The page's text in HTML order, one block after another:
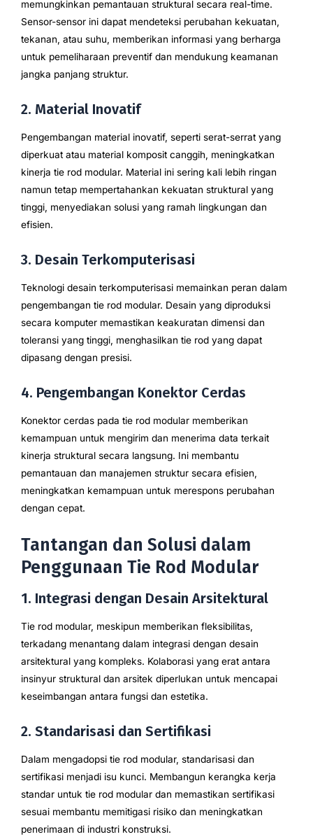
memungkinkan pemantauan struktural secara real-time.
Sensor-sensor ini dapat mendeteksi perubahan kekuatan,
tekanan, atau suhu, memberikan informasi yang berharga
untuk pemeliharaan preventif dan mendukung keamanan
jangka panjang struktur.
2. Material Inovatif
Pengembangan material inovatif, seperti serat-serrat yang
diperkuat atau material komposit canggih, meningkatkan
kinerja tie rod modular. Material ini sering kali lebih ringan
namun tetap mempertahankan kekuatan struktural yang
tinggi, menyediakan solusi yang ramah lingkungan dan
efisien.
3. Desain Terkomputerisasi
Teknologi desain terkomputerisasi memainkan peran dalam
pengembangan tie rod modular. Desain yang diproduksi
secara komputer memastikan keakuratan dimensi dan
toleransi yang tinggi, menghasilkan tie rod yang dapat
dipasang dengan presisi.
4. Pengembangan Konektor Cerdas
Konektor cerdas pada tie rod modular memberikan
kemampuan untuk mengirim dan menerima data terkait
kinerja struktural secara langsung. Ini membantu
pemantauan dan manajemen struktur secara efisien,
meningkatkan kemampuan untuk merespons perubahan
dengan cepat.
Tantangan dan Solusi dalam
Penggunaan Tie Rod Modular
1. Integrasi dengan Desain Arsitektural
Tie rod modular, meskipun memberikan fleksibilitas,
terkadang menantang dalam integrasi dengan desain
arsitektural yang kompleks. Kolaborasi yang erat antara
insinyur struktural dan arsitek diperlukan untuk mencapai
keseimbangan antara fungsi dan estetika.
2. Standarisasi dan Sertifikasi
Dalam mengadopsi tie rod modular, standarisasi dan
sertifikasi menjadi isu kunci. Membangun kerangka kerja
standar untuk tie rod modular dan memastikan sertifikasi
sesuai membantu memitigasi risiko dan meningkatkan
penerimaan di industri konstruksi.